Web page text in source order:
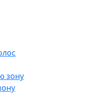
зону